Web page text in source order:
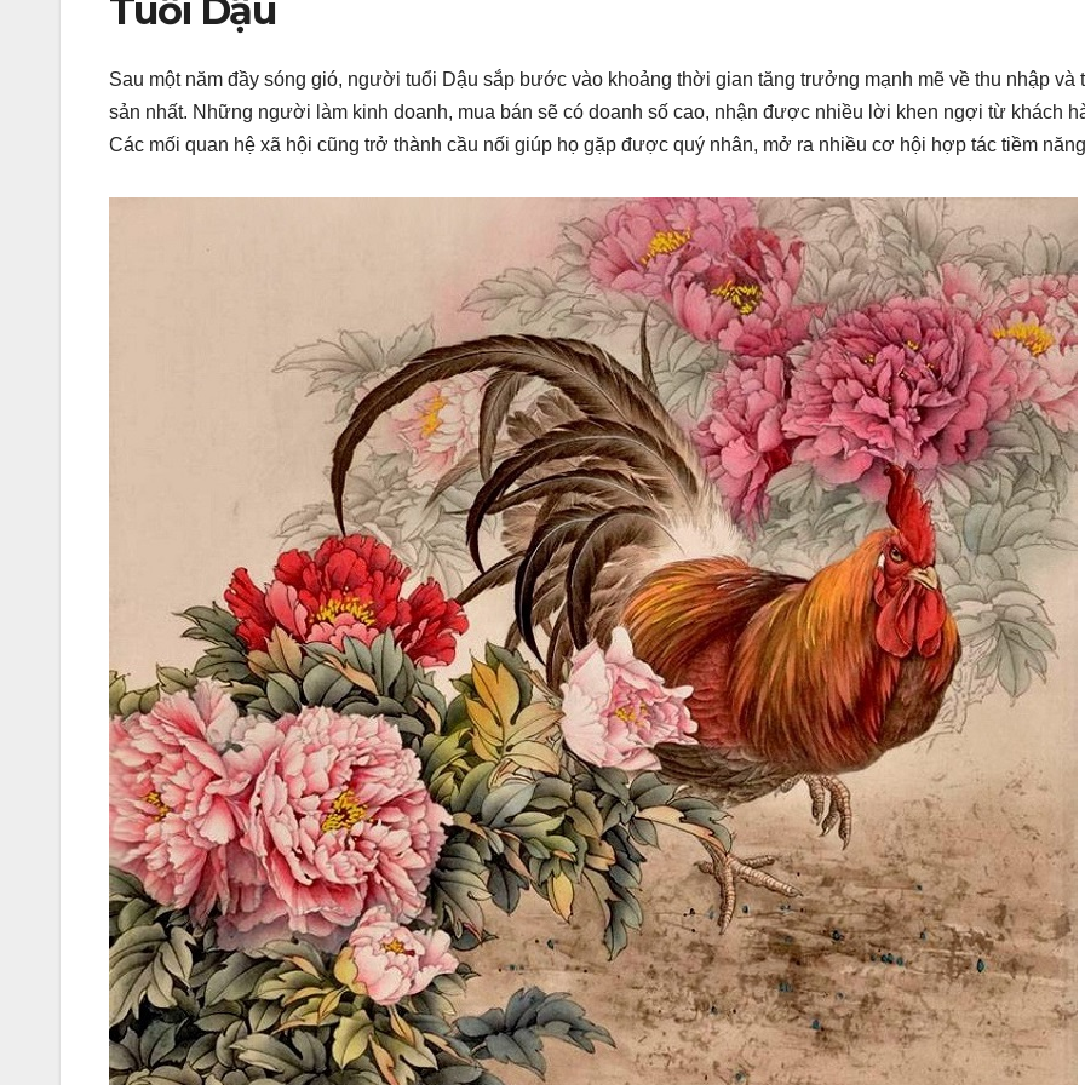
Tuổi Dậu
Sau một năm đầy sóng gió, người tuổi Dậu sắp bước vào khoảng thời gian tăng trưởng mạnh mẽ về thu nhập và
sản nhất. Những người làm kinh doanh, mua bán sẽ có doanh số cao, nhận được nhiều lời khen ngợi từ khách
Các mối quan hệ xã hội cũng trở thành cầu nối giúp họ gặp được quý nhân, mở ra nhiều cơ hội hợp tác tiềm